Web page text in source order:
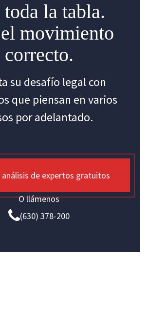
la tabla.
movimiento
correcto.
su desafío legal con
que piensan en varios
por adelantado.
análisis de expertos gratuitos
O llámenos
(630) 378-200